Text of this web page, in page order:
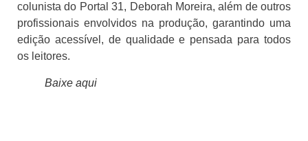
colunista do Portal 31, Deborah Moreira, além de outros
profissionais envolvidos na produção, garantindo uma
edição acessível, de qualidade e pensada para todos
os leitores.
Baixe aqui